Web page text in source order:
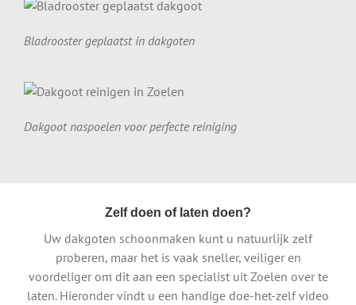
Bladrooster geplaatst in dakgoten
Dakgoot naspoelen voor perfecte reiniging
Zelf doen of laten doen?
Uw dakgoten schoonmaken kunt u natuurlijk zelf
proberen, maar het is vaak sneller, veiliger en
voordeliger om dit aan een specialist uit Zoelen over te
laten. Hieronder vindt u een handige doe-het-zelf video